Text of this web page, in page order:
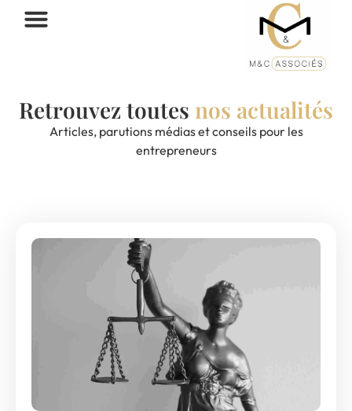
Retrouvez toutes nos actualités
Articles, parutions médias et conseils pour les
entrepreneurs